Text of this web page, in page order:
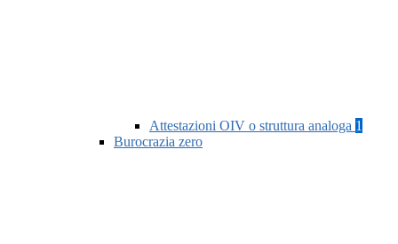
Attestazioni OIV o struttura analoga 1
Burocrazia zero